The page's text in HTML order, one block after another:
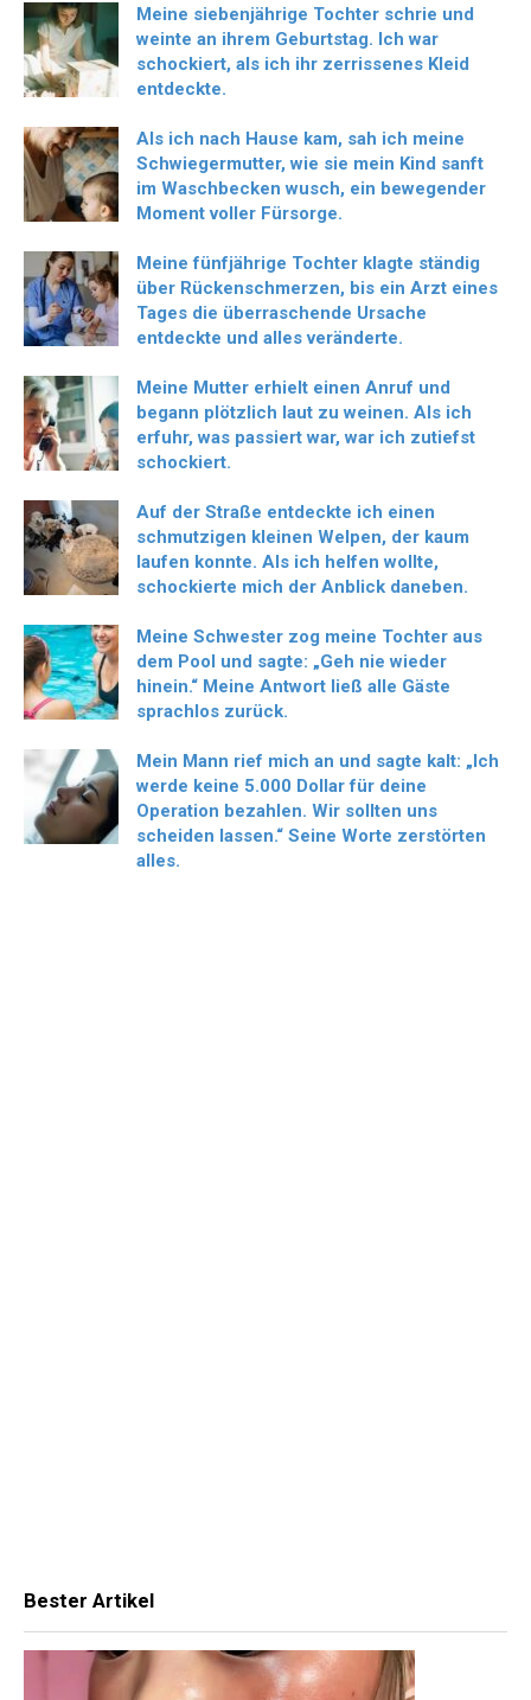
Meine siebenjährige Tochter schrie und
weinte an ihrem Geburtstag. Ich war
schockiert, als ich ihr zerrissenes Kleid
entdeckte.
Als ich nach Hause kam, sah ich meine
Schwiegermutter, wie sie mein Kind sanft
im Waschbecken wusch, ein bewegender
Moment voller Fürsorge.
Meine fünfjährige Tochter klagte ständig
über Rückenschmerzen, bis ein Arzt eines
Tages die überraschende Ursache
entdeckte und alles veränderte.
Meine Mutter erhielt einen Anruf und
begann plötzlich laut zu weinen. Als ich
erfuhr, was passiert war, war ich zutiefst
schockiert.
Auf der Straße entdeckte ich einen
schmutzigen kleinen Welpen, der kaum
laufen konnte. Als ich helfen wollte,
schockierte mich der Anblick daneben.
Meine Schwester zog meine Tochter aus
dem Pool und sagte: „Geh nie wieder
hinein.“ Meine Antwort ließ alle Gäste
sprachlos zurück.
Mein Mann rief mich an und sagte kalt: „Ich
werde keine 5.000 Dollar für deine
Operation bezahlen. Wir sollten uns
scheiden lassen.“ Seine Worte zerstörten
alles.
Bester Artikel